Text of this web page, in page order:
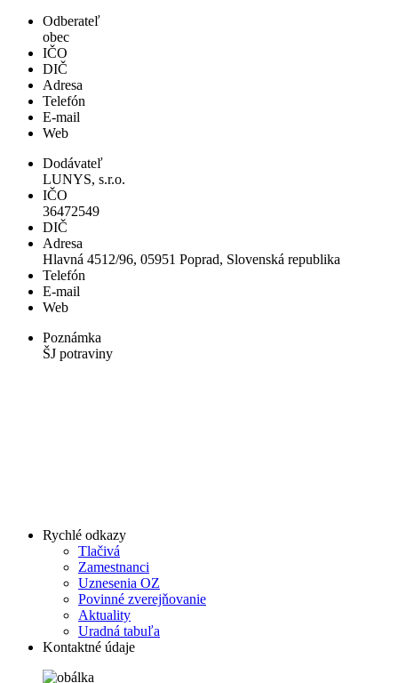
Odberateľ
obec
IČO
DIČ
Adresa
Telefón
E-mail
Web
Dodávateľ
LUNYS, s.r.o.
IČO
36472549
DIČ
Adresa
Hlavná 4512/96, 05951 Poprad, Slovenská republika
Telefón
E-mail
Web
Poznámka
ŠJ potraviny
Rychlé odkazy
Tlačivá
Zamestnanci
Uznesenia OZ
Povinné zverejňovanie
Aktuality
Uradná tabuľa
Kontaktné údaje